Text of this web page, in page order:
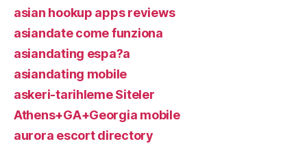
asian hookup apps reviews
asiandate come funziona
asiandating espa?a
asiandating mobile
askeri-tarihleme Siteler
Athens+GA+Georgia mobile
aurora escort directory